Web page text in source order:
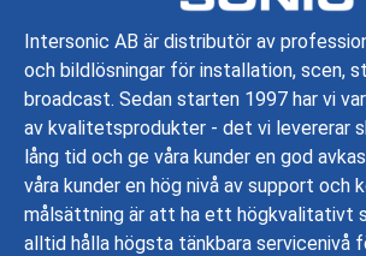
Intersonic AB är distributör av
och bildlösningar för installation, scen,
broadcast. Sedan starten 1997 har vi
av kvalitetsprodukter - det vi levererar
lång tid och ge våra kunder en god
våra kunder en hög nivå av support och
målsättning är att ha ett högkvalitativt
alltid hålla högsta tänkbara servicenivå